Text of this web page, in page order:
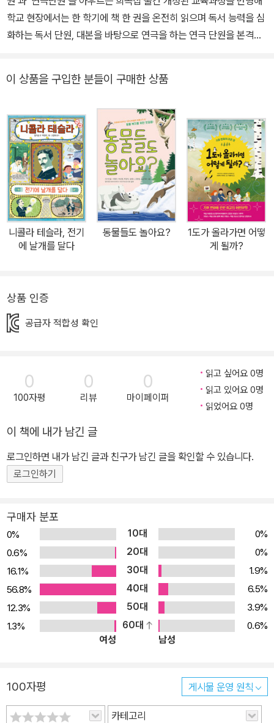
학교 현장에서는 한 학기에 책 한 권을 온전히 읽으며 독서 능력을 심
화하는 독서 단원, 대본을 바탕으로 연극을 하는 연극 단원을 본격적
이해하고 소통하며 협동하는 마음을 기르는 것이다. 이에 발맞춰 문
희곡 3종(『어린이희곡 돌 씹어 먹는 아이』『어린이희곡 해리엇』『어린
이희곡 짜장면 로켓 발사』)을 출간했다. 이중 『어린이희곡 돌 씹어 먹
는 아이』는 독일 뮌헨청소년도서관에서 선정하는 주목할 만한 어린
이 ? 청소년 책 목록에 오르기도 했다. 이어 출간하는 『어린이희곡 하
루와 미요』『어린이희곡 콩이네 옆집이 수상하다!』는 초등학교 교과
서에 실린 작품들을 각색한 것으로, 문학작품으로서만이 아니라 연극
을 하기 위한 대본으로서의 희곡을 염두에 두었다. 각 희곡집에는 해
당 작품으로 아이들이 교실에서 연극을 할 때 도움이 될 만한 말들을
책 이번에 출간되는 희곡은 천효정 작가의 원작 동화 『콩이네 옆집이
단 대표로 활동 중인 김수희 작가가 각색한 작품이다. 원작의 기본 토
생생히 공연되는 듯한 재미를 느낄 수 있다. 동화가 희곡으로 각색되
면서 등장인물과 구성, 세부 상황이 어떻게 달라졌는지, 어떤 요소가
지문이 되고 어떤 요소가 대사가 되었는지, 왜 그렇게 되었는지, 장르
간의 차이를 짚어 보는 것은 색다른 독서의 즐거움을 안겨 줄 것이다.
수 있다. 작품 소개 2학년 2학기 국어 교과서에 수록된 동화 『콩이네
옆집이 수상하다!』는 아침부터 저녁까지 뭐 재미난 일 없나 살피러 다
를 발견하면서 시작된다. 샤그락 샤그락, 수상한 소리와 함께 새로 이
사 온 이웃의 정체는 무엇일까? 콩알만 하던 사건의 단초가 이 친구
에게서 저 친구에게로 이어지며 눈덩이처럼 불어나는 재미, 하나씩
쌓여 가는 단서를 가지고 구멍 속 이웃의 정체를 추측하는 재미가 경
쾌하다. 원작에 없던 보조 캐릭터들이 더욱 흥을 돋우고, 점점 커져 가
던 궁금증이 시원스레 풀리는 결말까지 달려가다 보면, 원작의 텍스
트가 무대예술로 각색되며 새롭게 더해진 재미를 발견할 수 있다.
이 상품을 구입한 분들이 구매한 상품
니콜라 테슬라, 전기
에 날개를 달다
동물들도 놀아요?
1도가 올라가면 어떻
게 될까?
상품 인증
공급자 적합성 확인
0
100자평
0
리뷰
0
마이페이퍼
읽고 싶어요 0명
읽고 있어요 0명
읽었어요 0명
이 책에 내가 남긴 글
로그인하면 내가 남긴 글과 친구가 남긴 글을 확인할 수 있습니다.
로그인하기
구매자 분포
0% 10대
0%
0.6%
20대
0%
16.1%
30대
1.9%
56.8%
40대
6.5%
12.3%
50대
3.9%
1.3%
60대
0.6%
여성
남성
100자평 게시물 운영 원칙
카테고리